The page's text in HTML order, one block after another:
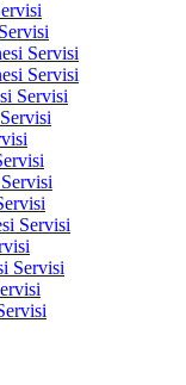
Servisi
Servisi
Servisi
Servisi
Servisi